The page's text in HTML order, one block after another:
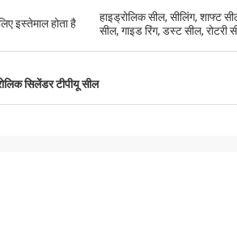
में लंबे समय तक
इस्तेमाल होता है
हाइड्रोलिक सील, सीलिंग, शाफ्ट
सील, गाइड रिंग, डस्ट सील, रोटरी
सिलेंडर टीपीयू सील